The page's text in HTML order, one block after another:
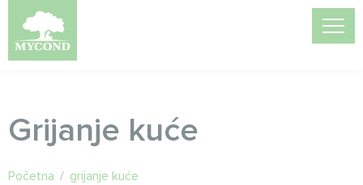
Grijanje kuće
Početna / grijanje kuće